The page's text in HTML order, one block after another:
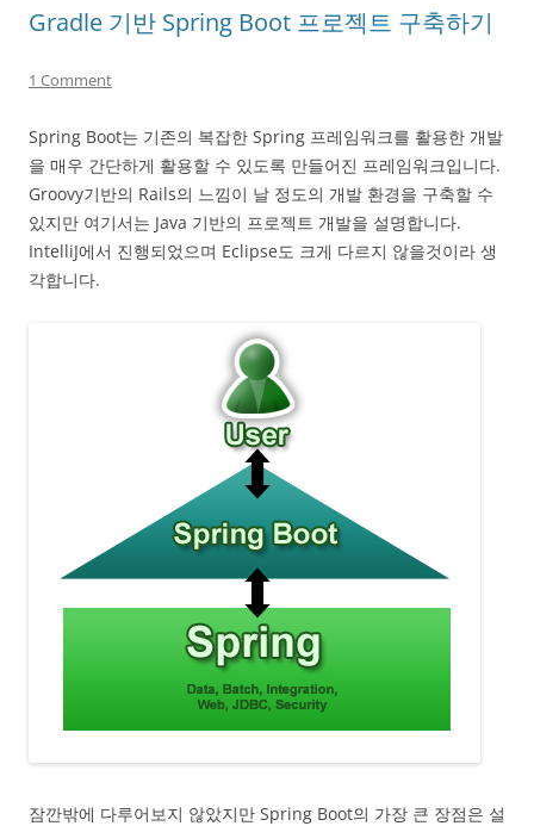
Gradle 기반 Spring Boot 프로젝트 구축하기
1 Comment
Spring Boot는 기존의 복잡한 Spring 프레임워크를 활용한 개발
을 매우 간단하게 활용할 수 있도록 만들어진 프레임워크입니다.
Groovy기반의 Rails의 느낌이 날 정도의 개발 환경을 구축할 수
있지만 여기서는 Java 기반의 프로젝트 개발을 설명합니다.
IntelliJ에서 진행되었으며 Eclipse도 크게 다르지 않을것이라 생
각합니다.
잠깐밖에 다루어보지 않았지만 Spring Boot의 가장 큰 장점은 설